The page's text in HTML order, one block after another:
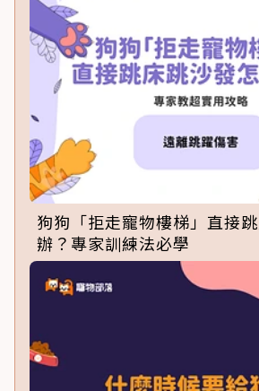
狗狗「拒走寵物樓梯」直接
辦？專家訓練法必學